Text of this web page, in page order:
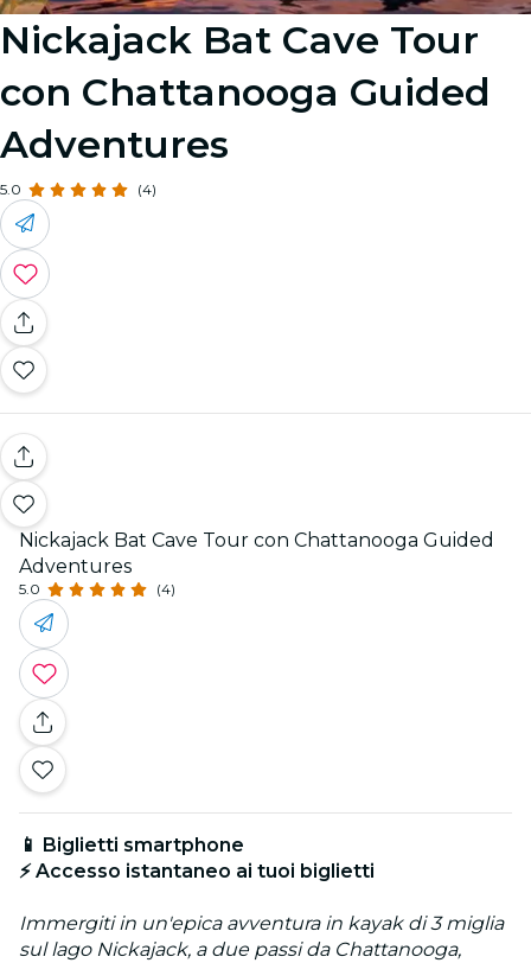
Nickajack Bat Cave Tour
con Chattanooga Guided
Adventures
5.0 (4)
Nickajack Bat Cave Tour con Chattanooga Guided
Adventures
5.0 (4)
📱 Biglietti smartphone
⚡ Accesso istantaneo ai tuoi biglietti
Immergiti in un'epica avventura in kayak di 3 miglia
sul lago Nickajack, a due passi da Chattanooga,